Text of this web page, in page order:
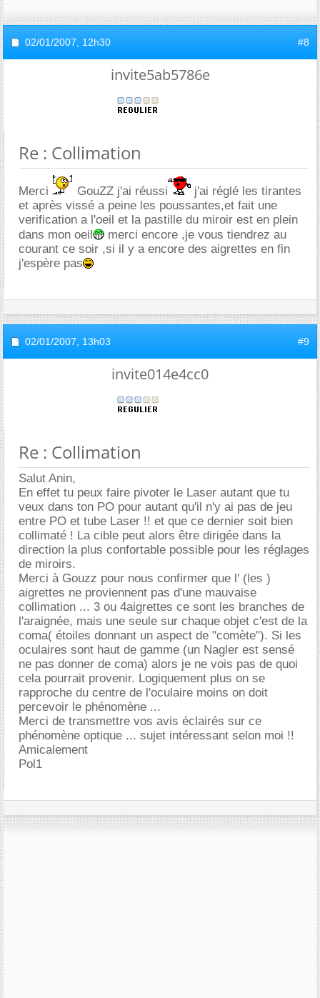
02/01/2007, 12h30 #8
invite5ab5786e
Re : Collimation
Merci GouZZ j'ai réussi
j'ai réglé les tirantes
et après vissé a peine les poussantes,et fait une
verification a l'oeil et la pastille du miroir est en plein
dans mon oeil
merci encore ,je vous tiendrez au
courant ce soir ,si il y a encore des aigrettes en fin
j'espère pas
02/01/2007, 13h03 #9
invite014e4cc0
Re : Collimation
Salut Anin,
En effet tu peux faire pivoter le Laser autant que tu
veux dans ton PO pour autant qu'il n'y ai pas de jeu
entre PO et tube Laser !! et que ce dernier soit bien
collimaté ! La cible peut alors être dirigée dans la
direction la plus confortable possible pour les réglages
de miroirs.
Merci à Gouzz pour nous confirmer que l' (les )
aigrettes ne proviennent pas d'une mauvaise
collimation ... 3 ou 4aigrettes ce sont les branches de
l'araignée, mais une seule sur chaque objet c'est de la
coma( étoiles donnant un aspect de "comète"). Si les
oculaires sont haut de gamme (un Nagler est sensé
ne pas donner de coma) alors je ne vois pas de quoi
cela pourrait provenir. Logiquement plus on se
rapproche du centre de l'oculaire moins on doit
percevoir le phénomène ...
Merci de transmettre vos avis éclairés sur ce
phénomène optique ... sujet intéressant selon moi !!
Amicalement
Pol1